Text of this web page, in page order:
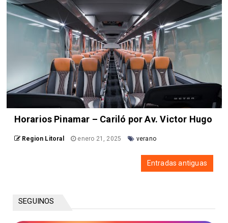
Horarios Pinamar – Cariló por Av. Victor Hugo
Region Litoral enero 21, 2025 verano
Entradas antiguas
SEGUINOS